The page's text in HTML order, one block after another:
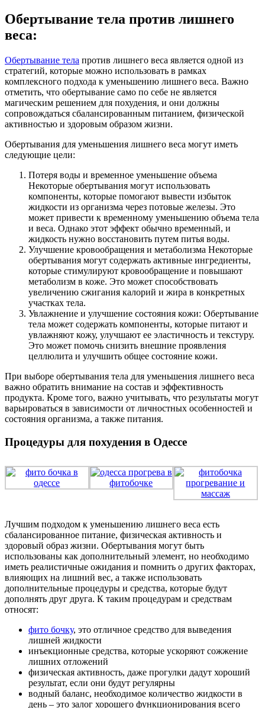
Обертывание тела против лишнего
веса:
Обертывание тела против лишнего веса является одной из
стратегий, которые можно использовать в рамках
комплексного подхода к уменьшению лишнего веса. Важно
отметить, что обертывание само по себе не является
магическим решением для похудения, и они должны
сопровождаться сбалансированным питанием, физической
активностью и здоровым образом жизни.
Обертывания для уменьшения лишнего веса могут иметь
следующие цели:
Потеря воды и временное уменьшение объема
Некоторые обертывания могут использовать
компоненты, которые помогают вывести избыток
жидкости из организма через потовые железы. Это
может привести к временному уменьшению объема тела
и веса. Однако этот эффект обычно временный, и
жидкость нужно восстановить путем питья воды.
Улучшение кровообращения и метаболизма Некоторые
обертывания могут содержать активные ингредиенты,
которые стимулируют кровообращение и повышают
метаболизм в коже. Это может способствовать
увеличению сжигания калорий и жира в конкретных
участках тела.
Увлажнение и улучшение состояния кожи: Обертывание
тела может содержать компоненты, которые питают и
увлажняют кожу, улучшают ее эластичность и текстуру.
Это может помочь снизить внешние проявления
целлюлита и улучшить общее состояние кожи.
При выборе обертывания тела для уменьшения лишнего веса
важно обратить внимание на состав и эффективность
продукта. Кроме того, важно учитывать, что результаты могут
варьироваться в зависимости от личностных особенностей и
состояния организма, а также питания.
Процедуры для похудения в Одессе
Лучшим подходом к уменьшению лишнего веса есть
сбалансированное питание, физическая активность и
здоровый образ жизни. Обертывания могут быть
использованы как дополнительный элемент, но необходимо
иметь реалистичные ожидания и помнить о других факторах,
влияющих на лишний вес, а также использовать
дополнительные процедуры и средства, которые будут
дополнять друг друга. К таким процедурам и средствам
относят:
фито бочку, это отличное средство для выведения
лишней жидкости
инъекционные средства, которые ускоряют сожжение
лишних отложений
физическая активность, даже прогулки дадут хороший
результат, если они будут регулярны
водный баланс, необходимое количество жидкости в
день – это залог хорошего функционирования всего